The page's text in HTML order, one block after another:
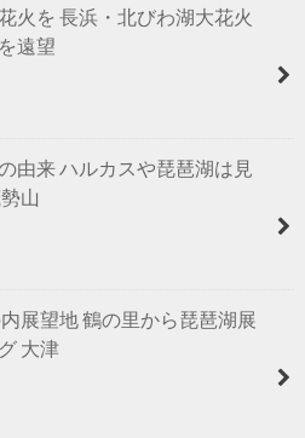
火を 長浜・北びわ湖大花火
遠望
由来 ハルカスや琵琶湖は見
山
展望地 鶴の里から琵琶湖展
大津